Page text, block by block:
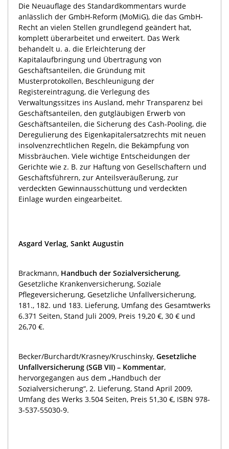
Die Neuauflage des Standardkommentars wurde
anlässlich der GmbH-Reform (MoMiG), die das GmbH-
Recht an vielen Stellen grundlegend geändert hat,
komplett überarbeitet und erweitert. Das Werk
behandelt u. a. die Erleichterung der
Kapitalaufbringung und Übertragung von
Geschäftsanteilen, die Gründung mit
Musterprotokollen, Beschleunigung der
Registereintragung, die Verlegung des
Verwaltungssitzes ins Ausland, mehr Transparenz bei
Geschäftsanteilen, den gutgläubigen Erwerb von
Geschäftsanteilen, die Sicherung des Cash-Pooling, die
Deregulierung des Eigenkapitalersatzrechts mit neuen
insolvenzrechtlichen Regeln, die Bekämpfung von
Missbräuchen. Viele wichtige Entscheidungen der
Gerichte wie z. B. zur Haftung von Gesellschaftern und
Geschäftsführern, zur Anteilsveräußerung, zur
verdeckten Gewinnausschüttung und verdeckten
Einlage wurden eingearbeitet.
Asgard Verlag, Sankt Augustin
Brackmann, Handbuch der Sozialversicherung,
Gesetzliche Krankenversicherung, Soziale
Pflegeversicherung, Gesetzliche Unfallversicherung,
181., 182. und 183. Lieferung, Umfang des Gesamtwerks
6.371 Seiten, Stand Juli 2009, Preis 19,20 €, 30 € und
26,70 €.
Becker/Burchardt/Krasney/Kruschinsky, Gesetzliche
Unfallversicherung (SGB VII) – Kommentar,
hervorgegangen aus dem „Handbuch der
Sozialversicherung“, 2. Lieferung, Stand April 2009,
Umfang des Werks 3.504 Seiten, Preis 51,30 €, ISBN 978-
3-537-55030-9.